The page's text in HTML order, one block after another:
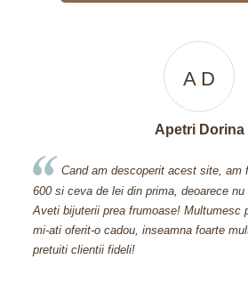
A D
Apetri Dorina
Cand am descoperit acest site, am
600 si ceva de lei din prima, deoarece nu
Aveti bijuterii prea frumoase! Multumesc
mi-ati oferit-o cadou, inseamna foarte
pretuiti clientii fideli!